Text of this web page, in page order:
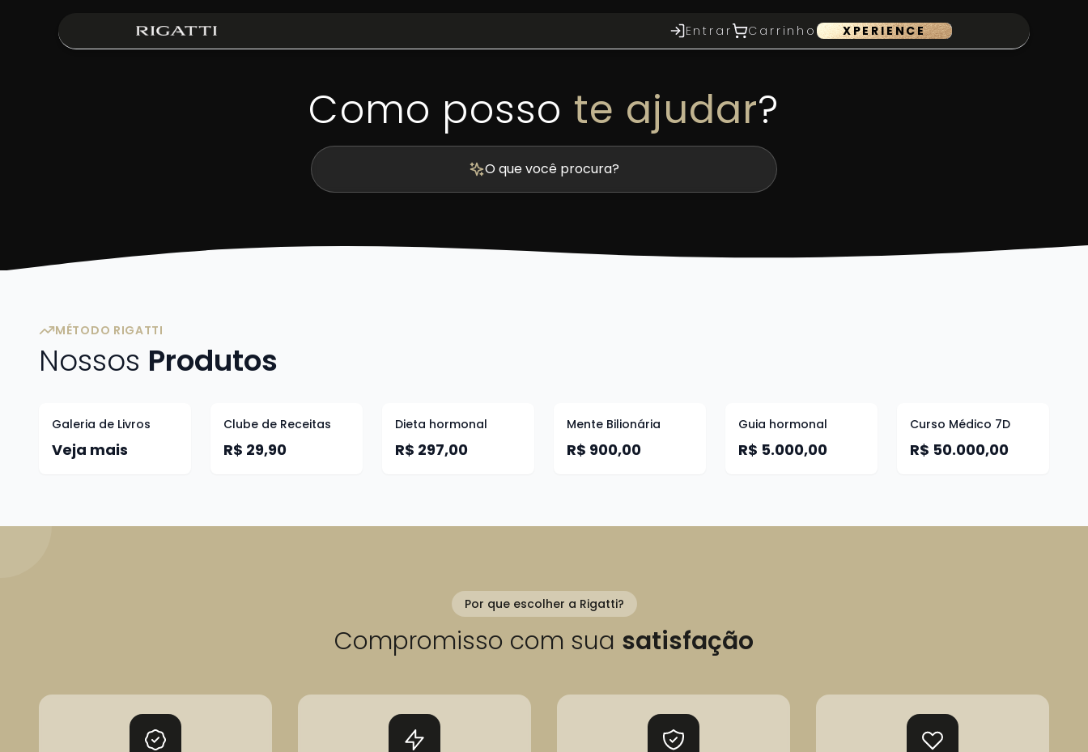
Entrar Carrinho XPERIENCE
Como posso te ajudar?
O que você procura?
MÉTODO RIGATTI
Nossos Produtos
Galeria de Livros
Veja mais
Clube de Receitas
R$ 29,90
Dieta hormonal
R$ 297,00
Mente Bilionária
R$ 900,00
Guia hormonal
R$ 5.000,00
Curso Médico 7D
R$ 50.000,00
Por que escolher a Rigatti?
Compromisso com sua satisfação